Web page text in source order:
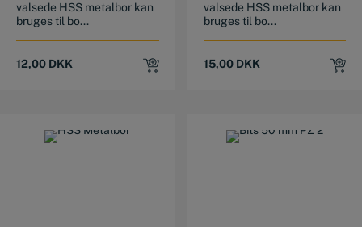
valsede HSS metalbor kan
bruges til bo...
12,00 DKK
valsede HSS metalbor kan
bruges til bo...
15,00 DKK